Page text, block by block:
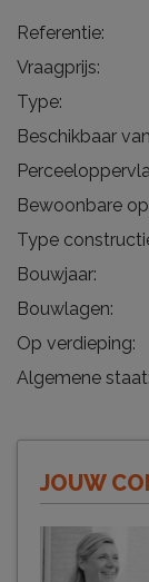
Referentie:
Vraagprijs:
Type:
Beschikbaar
Bewoonbare
Type
Bouwjaar:
Bouwlagen:
Op verdieping:
Algemene staat:
JOUW